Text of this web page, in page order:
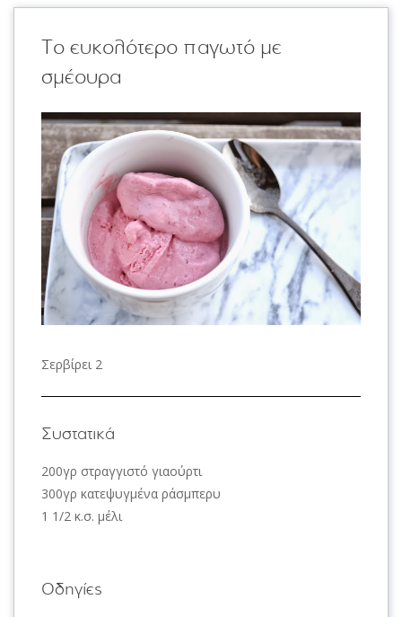
Το ευκολότερο παγωτό με
σμέουρα
Σερβίρει 2
Συστατικά
200γρ στραγγιστό γιαούρτι
300γρ κατεψυγμένα ράσμπερυ
1 1/2 κ.σ. μέλι
Οδηγίες